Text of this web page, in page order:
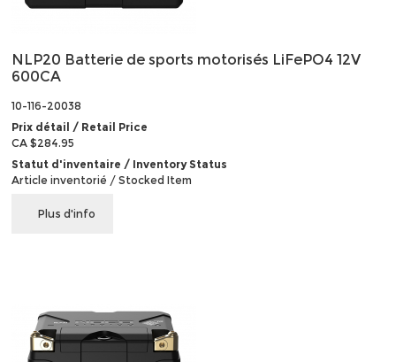
NLP20 Batterie de sports motorisés LiFePO4 12V
600CA
10-116-20038
Prix détail / Retail Price
CA $284.95
Statut d'inventaire / Inventory Status
Article inventorié / Stocked Item
Plus d'info